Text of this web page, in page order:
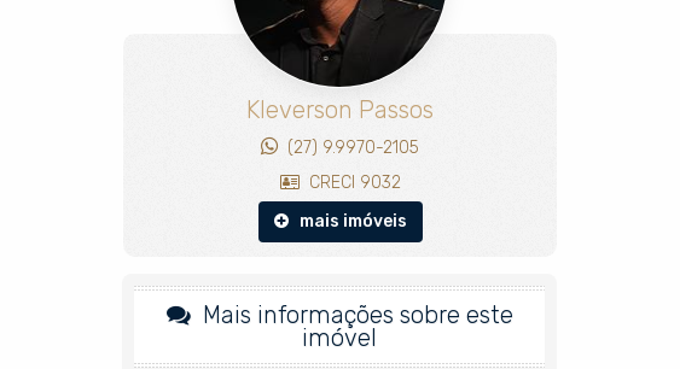
Kleverson Passos
(27) 9.9970-2105
CRECI 9032
mais imóveis
Mais informações sobre este
imóvel